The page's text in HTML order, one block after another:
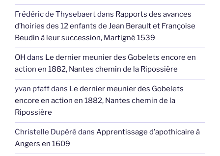
Frédéric de Thysebaertdans Rapports des avances
d’hoiries des 12 enfants de Jean Berault et Françoise
Beudin à leur succession, Martigné 1539
OH dans Le dernier meunier des Gobelets encore en
action en 1882, Nantes chemin de la Ripossière
yvan pfaffdans Le dernier meunier des Gobelets
encore en action en 1882, Nantes chemin de la
Ripossière
Christelle Dupéré dans Apprentissage d’apothicaire à
Angers en 1609